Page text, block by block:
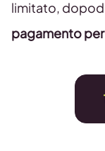
limitato,
pagamento